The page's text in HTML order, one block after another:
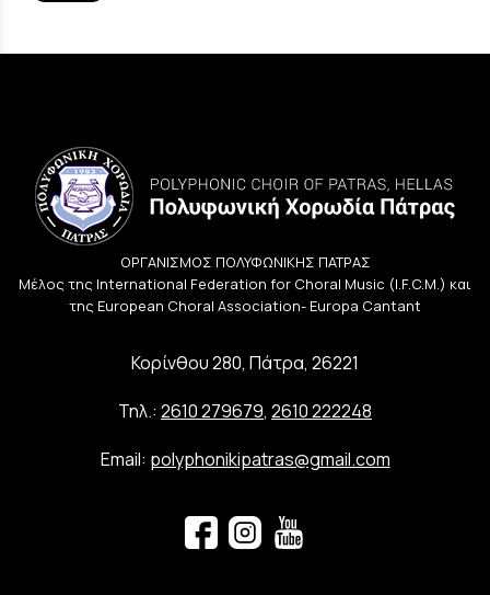
ΟΡΓΑΝΙΣΜΟΣ ΠΟΛΥΦΩΝΙΚΗΣ ΠΑΤΡΑΣ
Μέλος της International Federation for Choral Music (I.F.C.M.) και
της European Choral Association- Europa Cantant
Κορίνθου 280, Πάτρα, 26221
Τηλ.: 2610 279679, 2610 222248
Email: polyphonikipatras@gmail.com